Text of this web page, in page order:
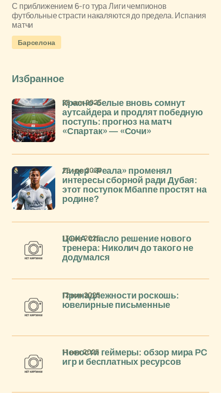
С приближением 6-го тура Лиги чемпионов
футбольные страсти накаляются до предела. Испания
матчи
Барселона
Избранное
Красно-белые вновь сомнут
аутсайдера и продлят победную
поступь: прогноз на матч
«Спартак» — «Сочи»
26 ноя 2025
Лидер «Реала» променял
интересы сборной ради Дубая:
этот поступок Мбаппе простят на
родине?
26 ноя 2025
ЦСКА спасло решение нового
тренера: Николич до такого не
додумался
13 ноя 2025
Принадлежности роскошь:
ювелирные письменные
12 ноя 2025
Новости геймеры: обзор мира PC
игр и бесплатных ресурсов
11 ноя 2025